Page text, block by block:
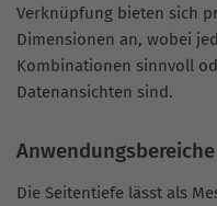
Verknüpfung bieten sich
Dimensionen an, wobei
Kombinationen sinnvoll
Datenansichten sind.
Die Seitentiefe lässt als